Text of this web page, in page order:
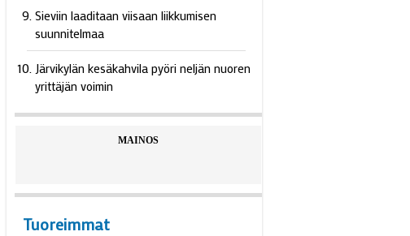
Sieviin laaditaan viisaan liikkumisen
suunnitelmaa
Järvikylän kesäkahvila pyöri neljän nuoren
yrittäjän voimin
MAINOS
Tuoreimmat